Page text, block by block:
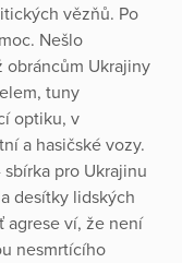
vězňů. Po
Nešlo
obráncům Ukrajiny
tuny
optiku, v
a hasičské vozy.
pro Ukrajinu
desítky lidských
agrese ví, že není
nesmrtícího